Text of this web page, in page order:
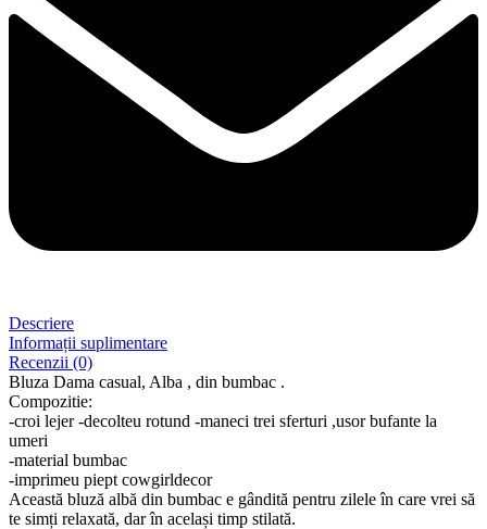
Descriere
Informații suplimentare
Recenzii (0)
Bluza Dama casual, Alba , din bumbac .
Compozitie:
-croi lejer -decolteu rotund -maneci trei sferturi ,usor bufante la
umeri
-material bumbac
-imprimeu piept cowgirldecor
Această bluză albă din bumbac e gândită pentru zilele în care vrei să
te simți relaxată, dar în același timp stilată.